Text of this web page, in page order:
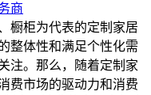
商
橱柜为代表的定制家居
整体性和满足个性化需
注。那么，随着定制家
费市场的驱动力和消费